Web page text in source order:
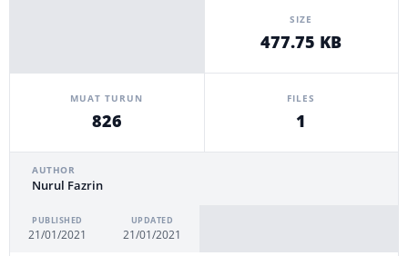
SIZE
477.75 KB
MUAT TURUN
826
FILES
1
AUTHOR
Nurul Fazrin
PUBLISHED
21/01/2021
UPDATED
21/01/2021